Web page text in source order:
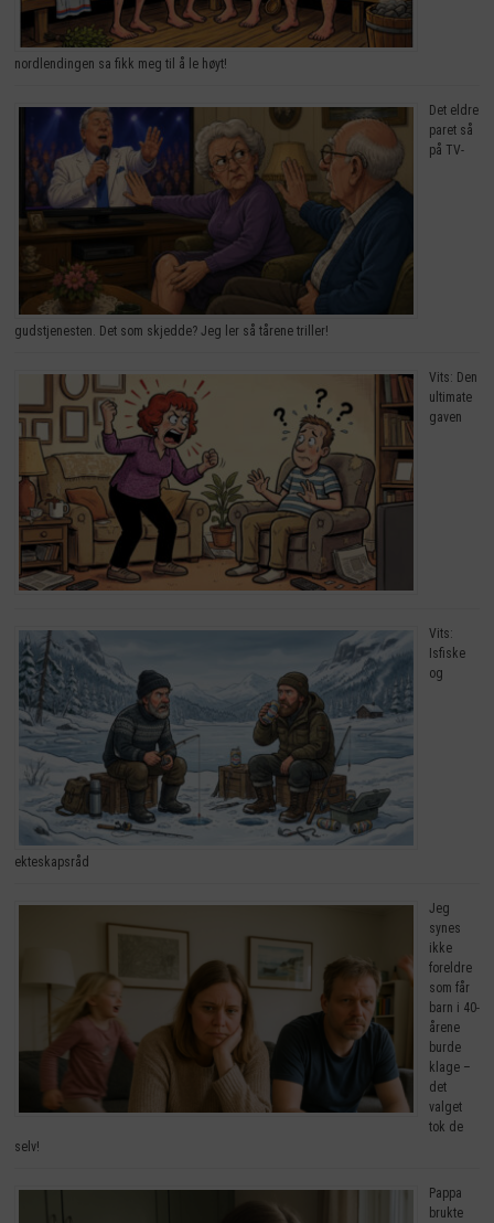
nordlendingen sa fikk meg til å le høyt!
Det eldre
paret så
på TV-
gudstjenesten. Det som skjedde? Jeg ler så tårene triller!
Vits: Den
ultimate
gaven
Vits:
Isfiske
og
ekteskapsråd
Jeg
synes
ikke
foreldre
som får
barn i 40-
årene
burde
klage –
det
valget
tok de
selv!
Pappa
brukte